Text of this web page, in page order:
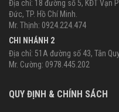
Địa chỉ: 18 đường số 5, KĐT Vạn
Đức, TP. Hồ Chí Minh.
Mr. Thịnh: 0924.224.474
CHI NHÁNH 2
Địa chỉ: 51A đường số 43, Tân
Mr. Cường: 0978.445.202
QUY ĐỊNH & CHÍNH SÁCH